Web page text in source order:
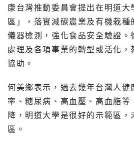
康台灣推動委員會提出在明道大
區」，落實減碳農業及有機栽種
儀器檢測，強化食品安全驗證。
處理及各項事業的轉型或活化，
協助。
何美鄉表示，過去幾年台灣人健
率、糖尿病、高血壓、高血脂等
降，明道大學是很好的示範區，
區。